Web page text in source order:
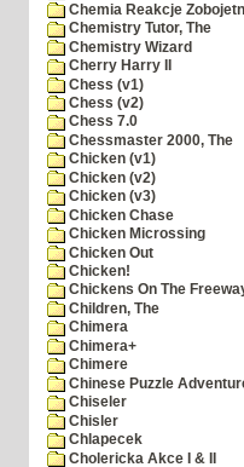
Chemia Reakcje
Chemistry Tutor, The
Chemistry Wizard
Cherry Harry II
Chess (v1)
Chess (v2)
Chess 7.0
Chessmaster 2000, The
Chicken (v1)
Chicken (v2)
Chicken (v3)
Chicken Chase
Chicken Microssing
Chicken Out
Chicken!
Chickens On The
Children, The
Chimera
Chimera+
Chimere
Chinese Puzzle
Chiseler
Chisler
Chlapecek
Cholericka Akce I & II